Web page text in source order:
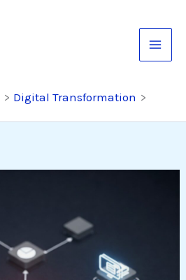
Digital Transformation